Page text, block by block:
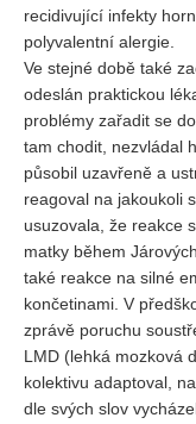
recidivující infekty
polyvalentní alergie.
Ve stejné době také
odeslán praktickou
problémy zařadit se
tam chodit, nezvládal
působil uzavřeně a
reagoval na jakoukoli
usuzovala, že reakce
matky během
také reakce na silné
končetinami. V
zprávě poruchu
LMD (lehká mozková
kolektivu adaptoval,
dle svých slov